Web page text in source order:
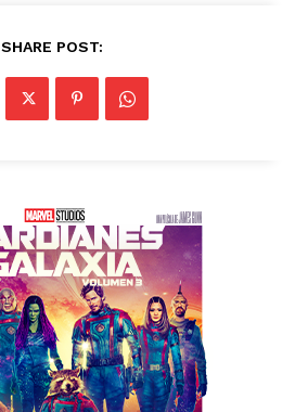
SHARE POST: